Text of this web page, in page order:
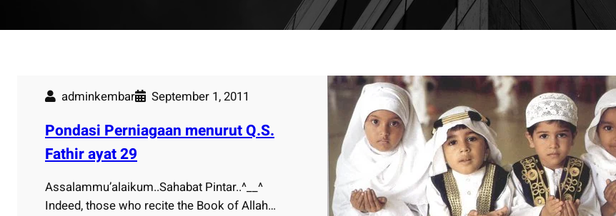
adminkembar September 1, 2011
Pondasi Perniagaan menurut Q.S.
Fathir ayat 29
Assalammu’alaikum..Sahabat Pintar..^__^
Indeed, those who recite the Book of Allah…